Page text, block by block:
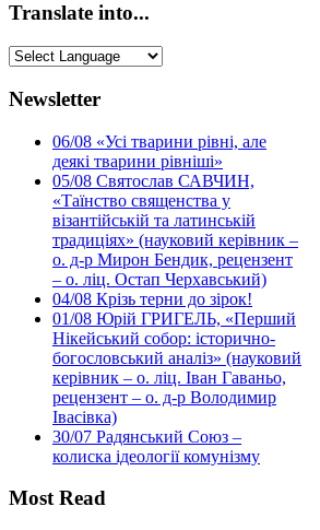
Translate into...
Newsletter
06/08 «Усі тварини рівні, але
деякі тварини рівніші»
05/08 Святослав САВЧИН,
«Таїнство священства у
візантійській та латинській
традиціях» (науковий керівник –
о. д-р Мирон Бендик, рецензент
– о. ліц. Остап Черхавський)
04/08 Крізь терни до зірок!
01/08 Юрій ГРИГЕЛЬ, «Перший
Нікейський собор: історично-
богословський аналіз» (науковий
керівник – о. ліц. Іван Гаваньо,
рецензент – о. д-р Володимир
Івасівка)
30/07 Радянський Союз –
колиска ідеології комунізму
Most Read